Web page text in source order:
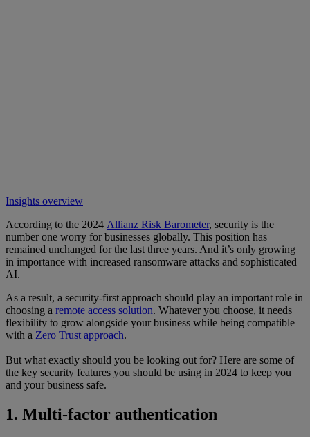
Insights overview
According to the 2024 Allianz Risk Barometer, security is the
number one worry for businesses globally. This position has
remained unchanged for the last three years. And it’s only growing
in importance with increased ransomware attacks and sophisticated
AI.
As a result, a security-first approach should play an important role in
choosing a remote access solution. Whatever you choose, it needs
flexibility to grow alongside your business while being compatible
with a Zero Trust approach.
But what exactly should you be looking out for? Here are some of
the key security features you should be using in 2024 to keep you
and your business safe.
1. Multi-factor authentication